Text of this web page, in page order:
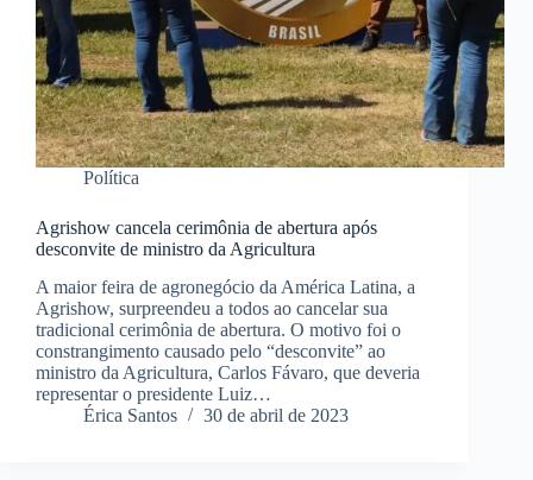
Política
Agrishow cancela cerimônia de abertura após
desconvite de ministro da Agricultura
A maior feira de agronegócio da América Latina, a
Agrishow, surpreendeu a todos ao cancelar sua
tradicional cerimônia de abertura. O motivo foi o
constrangimento causado pelo “desconvite” ao
ministro da Agricultura, Carlos Fávaro, que deveria
representar o presidente Luiz…
Érica Santos
30 de abril de 2023